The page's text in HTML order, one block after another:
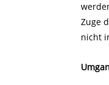
Zuge
nicht